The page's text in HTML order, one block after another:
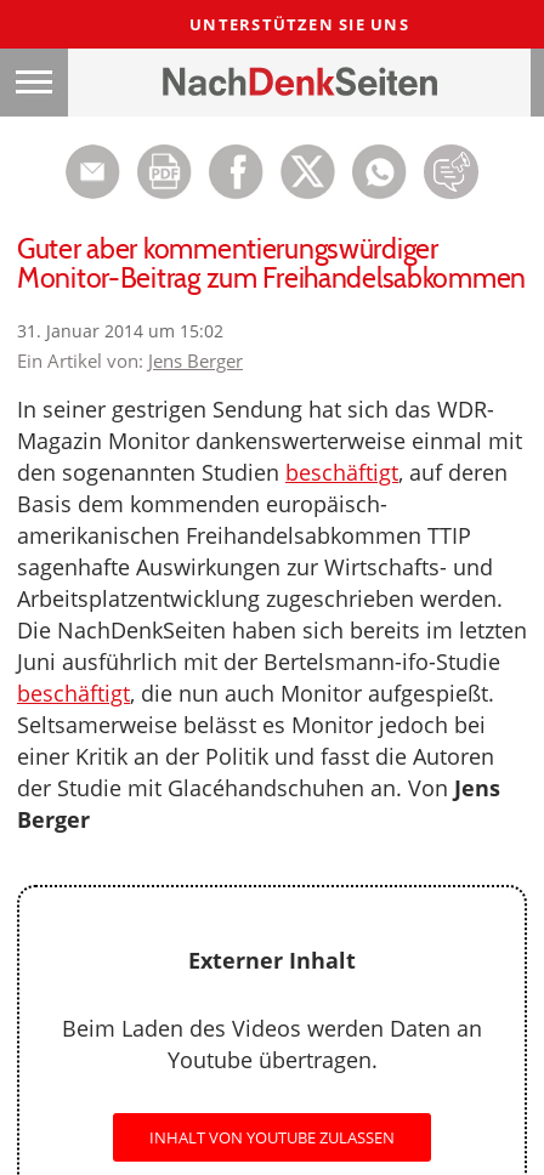
UNTERSTÜTZEN SIE UNS
Guter aber kommentierungswürdiger
Monitor-Beitrag zum Freihandelsabkommen
31. Januar 2014 um 15:02
Ein Artikel von: Jens Berger
In seiner gestrigen Sendung hat sich das WDR-
Magazin Monitor dankenswerterweise einmal mit
den sogenannten Studien beschäftigt, auf deren
Basis dem kommenden europäisch-
amerikanischen Freihandelsabkommen TTIP
sagenhafte Auswirkungen zur Wirtschafts- und
Arbeitsplatzentwicklung zugeschrieben werden.
Die NachDenkSeiten haben sich bereits im letzten
Juni ausführlich mit der Bertelsmann-ifo-Studie
beschäftigt, die nun auch Monitor aufgespießt.
Seltsamerweise belässt es Monitor jedoch bei
einer Kritik an der Politik und fasst die Autoren
der Studie mit Glacéhandschuhen an. Von Jens
Berger
Externer Inhalt
Beim Laden des Videos werden Daten an
Youtube übertragen.
INHALT VON YOUTUBE ZULASSEN